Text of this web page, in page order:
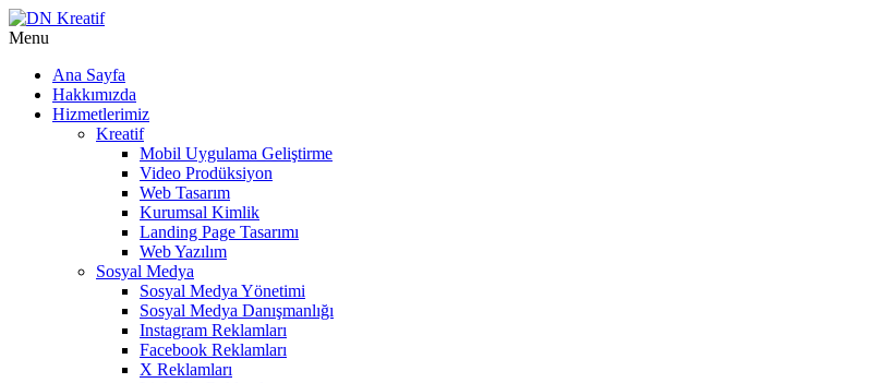
Menu
Ana Sayfa
Hakkımızda
Hizmetlerimiz
Kreatif
Mobil Uygulama Geliştirme
Video Prodüksiyon
Web Tasarım
Kurumsal Kimlik
Landing Page Tasarımı
Web Yazılım
Sosyal Medya
Sosyal Medya Yönetimi
Sosyal Medya Danışmanlığı
Instagram Reklamları
Facebook Reklamları
X Reklamları